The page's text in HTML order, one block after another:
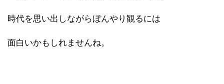
時代を思い出しながらぼんやり観るには
面白いかもしれませんね。